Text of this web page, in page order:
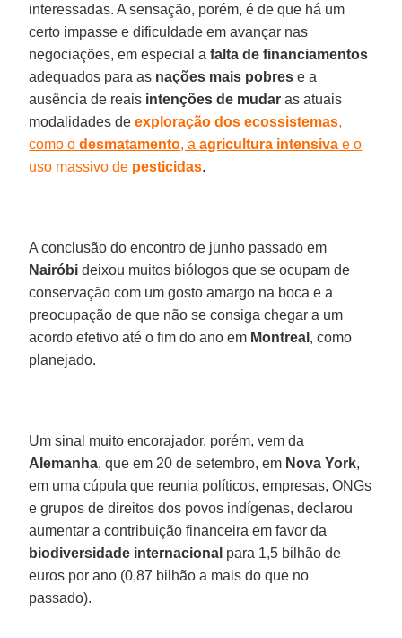
interessadas. A sensação, porém, é de que há um
certo impasse e dificuldade em avançar nas
negociações, em especial afalta de financiamentos
adequados para as nações mais pobres e a
ausência de reais intenções de mudar as atuais
modalidades deexploração dos ecossistemas,
como odesmatamento, aagricultura intensiva e o
uso massivo de pesticidas.
A conclusão do encontro de junho passado em
Nairóbi deixou muitos biólogos que se ocupam de
conservação com um gosto amargo na boca e a
preocupação de que não se consiga chegar a um
acordo efetivo até o fim do ano em Montreal , como
planejado.
Um sinal muito encorajador, porém, vem da
Alemanha, que em 20 de setembro, em Nova York,
em uma cúpula que reunia políticos, empresas, ONGs
e grupos de direitos dos povos indígenas, declarou
aumentar a contribuição financeira em favor da
biodiversidade internacional para 1,5 bilhão de
euros por ano (0,87 bilhão a mais do que no
passado).